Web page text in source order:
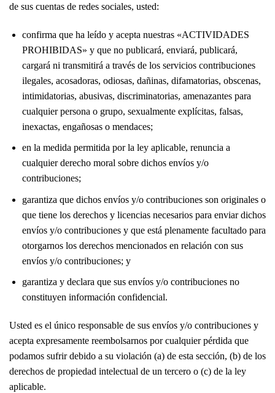
de sus cuentas de redes sociales, usted:
confirma que ha leído y acepta nuestras «ACTIVIDADES
PROHIBIDAS» y que no publicará, enviará, publicará,
cargará ni transmitirá a través de los servicios contribuciones
ilegales, acosadoras, odiosas, dañinas, difamatorias, obscenas,
intimidatorias, abusivas, discriminatorias, amenazantes para
cualquier persona o grupo, sexualmente explícitas, falsas,
inexactas, engañosas o mendaces;
en la medida permitida por la ley aplicable, renuncia a
cualquier derecho moral sobre dichos envíos y/o
contribuciones;
garantiza que dichos envíos y/o contribuciones son originales o
que tiene los derechos y licencias necesarios para enviar dichos
envíos y/o contribuciones y que está plenamente facultado para
otorgarnos los derechos mencionados en relación con sus
envíos y/o contribuciones; y
garantiza y declara que sus envíos y/o contribuciones no
constituyen información confidencial.
Usted es el único responsable de sus envíos y/o contribuciones y
acepta expresamente reembolsarnos por cualquier pérdida que
podamos sufrir debido a su violación (a) de esta sección, (b) de los
derechos de propiedad intelectual de un tercero o (c) de la ley
aplicable.